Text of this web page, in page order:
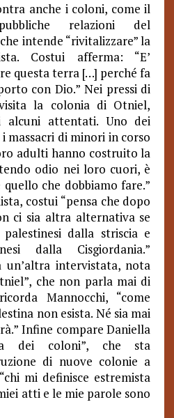
anche i coloni, come il
relazioni del
intende “rivitalizzare” la
Costui afferma: “E’
questa terra […] perché fa
con Dio.” Nei pressi di
la colonia di Otniel,
attentati. Uno dei
massacri di minori in corso
adulti hanno costruito la
odio nei loro cuori, è
che dobbiamo fare.”
costui “pensa che dopo
ci sia altra alternativa se
palestinesi dalla striscia e
dalla Cisgiordania.”
un’altra intervistata, nota
che non parla mai di
Mannocchi, “come
non esista. Né sia mai
Infine compare Daniella
dei coloni”, che sta
di nuove colonie a
mi definisce estremista
atti e le mie parole sono